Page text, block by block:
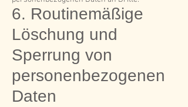
6. Routinemäßige
Löschung und
Sperrung von
personenbezogenen
Daten